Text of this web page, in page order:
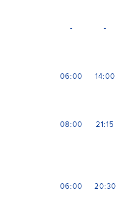
- -
06:00 14:00
08:00 21:15
06:00 20:30